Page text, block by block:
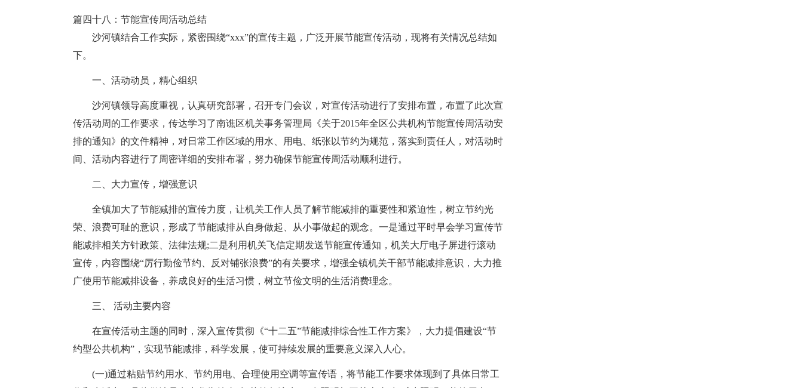
篇四十八：节能宣传周活动总结
沙河镇结合工作实际，紧密围绕“xxx”的宣传主题，广泛开展节能宣传活动，现将有关情况总结如
下。
一、活动动员，精心组织
沙河镇领导高度重视，认真研究部署，召开专门会议，对宣传活动进行了安排布置，布置了此次宣
传活动周的工作要求，传达学习了南谯区机关事务管理局《关于2015年全区公共机构节能宣传周活动安
排的通知》的文件精神，对日常工作区域的用水、用电、纸张以节约为规范，落实到责任人，对活动时
间、活动内容进行了周密详细的安排布署，努力确保节能宣传周活动顺利进行。
二、大力宣传，增强意识
全镇加大了节能减排的宣传力度，让机关工作人员了解节能减排的重要性和紧迫性，树立节约光
荣、浪费可耻的意识，形成了节能减排从自身做起、从小事做起的观念。一是通过平时早会学习宣传节
能减排相关方针政策、法律法规;二是利用机关飞信定期发送节能宣传通知，机关大厅电子屏进行滚动
宣传，内容围绕“厉行勤俭节约、反对铺张浪费”的有关要求，增强全镇机关干部节能减排意识，大力推
广使用节能减排设备，养成良好的生活习惯，树立节俭文明的生活消费理念。
三、 活动主要内容
在宣传活动主题的同时，深入宣传贯彻《“十二五”节能减排综合性工作方案》，大力提倡建设“节
约型公共机构”，实现节能减排，科学发展，使可持续发展的重要意义深入人心。
(一)通过粘贴节约用水、节约用电、合理使用空调等宣传语，将节能工作要求体现到了具体日常工